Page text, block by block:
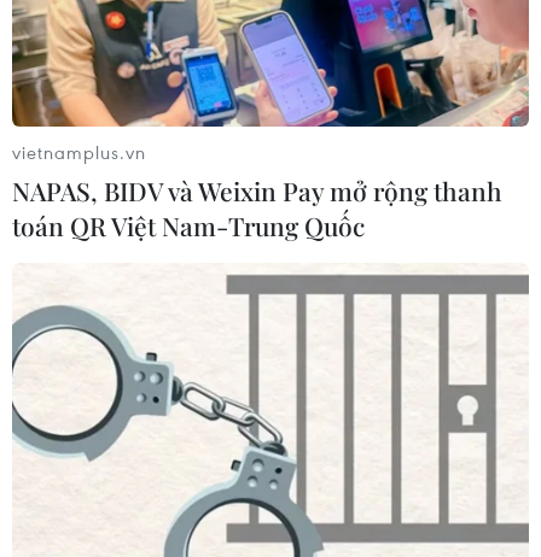
TIN CÙNG CHUYÊN MỤC
Ngoại giao kinh tế: Kiến tạo hệ sinh
thái đồng hành và thúc đẩy tự chủ
công nghệ
06/08/2026 15:33
Việt Nam tiếp tục là thị trường trọng
điểm của doanh nghiệp thực phẩm
vietnamplus.vn
NAPAS, BIDV và Weixin Pay mở rộng thanh
toán QR Việt Nam-Trung Quốc